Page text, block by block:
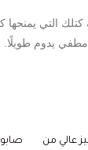
كتلك التي يمنحها
مطفي يدوم طويلًا
عالي من